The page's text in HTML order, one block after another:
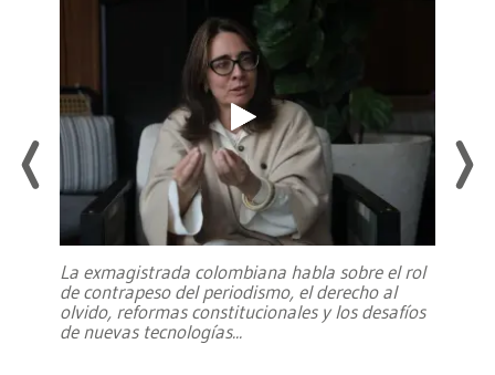
La exmagistrada colombiana habla sobre el rol
de contrapeso del periodismo, el derecho al
olvido, reformas constitucionales y los desafíos
de nuevas tecnologías...